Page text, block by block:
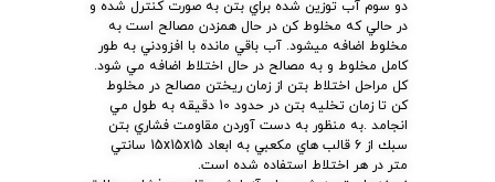
دو سوم آب توزين شده براي بتن به صورت كنترل شده و
در حالي كه مخلوط كن در حال همزدن مصالح است به
مخلوط اضافه ميشود. آب باقي مانده با افزودني به طور
كامل مخلوط و به مصالح در حال اختلاط اضافه مي شود.
كل مراحل اختلاط بتن از زمان ريختن مصالح در مخلوط
كن تا زمان تخليه بتن در حدود 10 دقيقه به طول مي
انجامد .به منظور به دست آوردن مقاومت فشاري بتن
سبك از 6 قالب هاي مكعبي به ابعاد 15x15x15 سانتي
متر در هر اختلاط استفاده شده است.